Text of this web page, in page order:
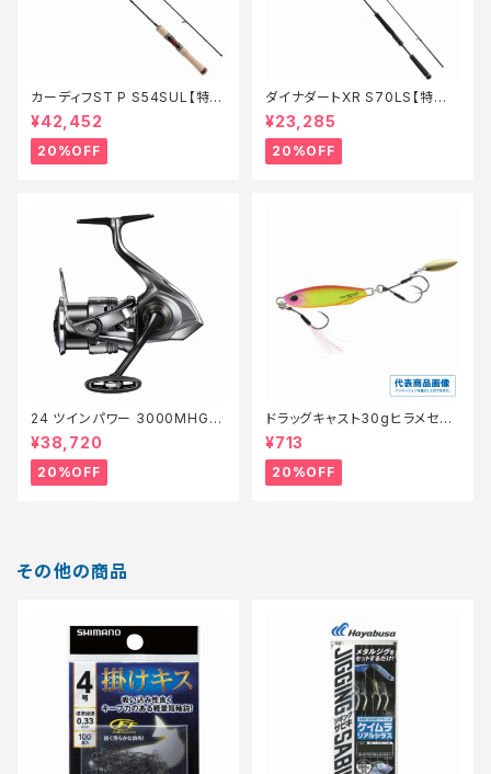
カーディフST P S54SUL【特価
ロッド】【20】
¥42,452
20%OFF
ダイナダートXR S70LS【特価
ロッド】【20】
¥23,285
20%OFF
24 ツインパワー 3000MHG
【特価リール】【20】
¥38,720
20%OFF
ドラッグキャスト30gヒラメセレ
クション【特価ルアー】【20】
¥713
20%OFF
その他の商品